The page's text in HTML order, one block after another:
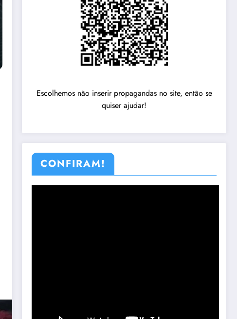
Escolhemos não inserir propagandas no site, então se
quiser ajudar!
CONFIRAM!